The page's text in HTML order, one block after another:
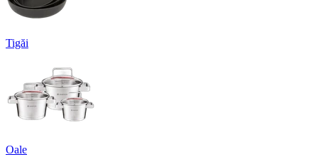
Tigăi
Oale